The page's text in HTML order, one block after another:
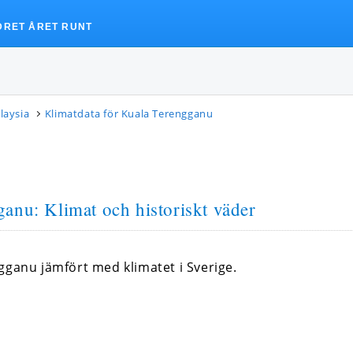
Klimatdata för Kuala Terengganu
Klimat och historiskt väder
jämfört med klimatet i Sverige.
ÅRET RUNT